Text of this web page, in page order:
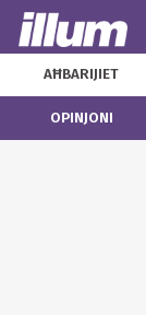
AĦBARIJIET
OPINJONI